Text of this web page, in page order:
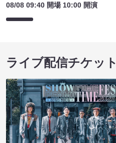
08/08 09:40 開場 10:00 開演
ライブ配信チケット